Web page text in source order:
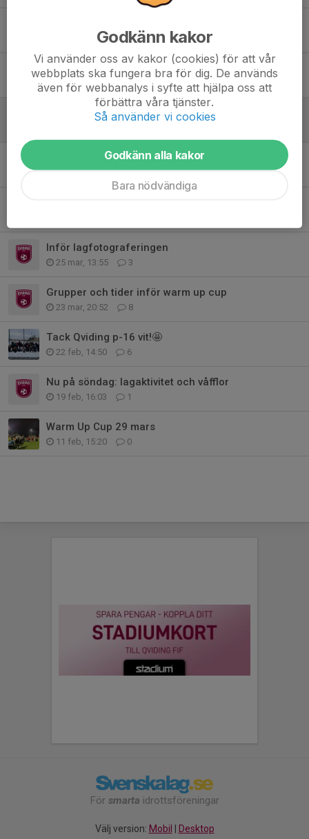
21 apr, 15:41 0
Information inför seriestart
13 apr, 13:42 2
Fint tillskott lagkassan 🌟
Ingen träning onsdag 1/4
31 mar, 10:14 0
Inför lagfotograferingen
25 mar, 13:55 3
Grupper och tider inför warm up cup
23 mar, 20:52 8
Tack Qviding p-16 vit!🤩
22 feb, 14:50 6
Nu på söndag: lagaktivitet och våfflor
19 feb, 16:03 1
Warm Up Cup 29 mars
11 feb, 15:20 0
För smarta idrottsföreningar
Välj version: Mobil | Desktop
Godkänn kakor
Vi använder oss av kakor (cookies) för att vår
webbplats ska fungera bra för dig. De används
även för webbanalys i syfte att hjälpa oss att
förbättra våra tjänster.
Så använder vi cookies
Godkänn alla kakor
Bara nödvändiga